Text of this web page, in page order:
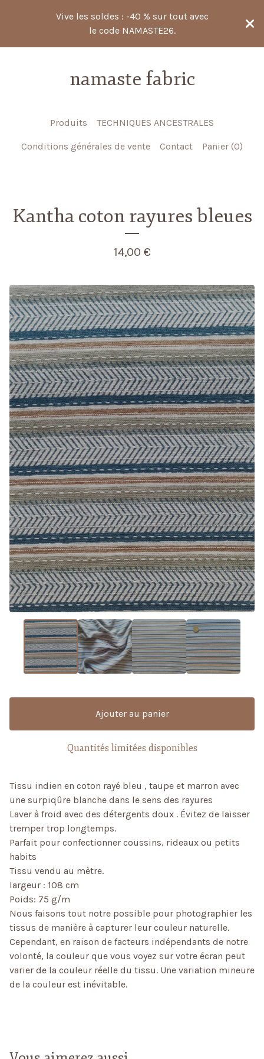
Vive les soldes : -40 % sur tout avec
le code NAMASTE26.
namaste fabric
Produits TECHNIQUES ANCESTRALES
Conditions générales de vente Contact Panier (0)
Kantha coton rayures bleues
14,00 €
Ajouter au panier
Quantités limitées disponibles
Tissu indien en coton rayé bleu , taupe et marron avec
une surpiqûre blanche dans le sens des rayures
Laver à froid avec des détergents doux . Évitez de laisser
tremper trop longtemps.
Parfait pour confectionner coussins, rideaux ou petits
habits
Tissu vendu au mètre.
largeur : 108 cm
Poids: 75 g/m
Nous faisons tout notre possible pour photographier les
tissus de manière à capturer leur couleur naturelle.
Cependant, en raison de facteurs indépendants de notre
volonté, la couleur que vous voyez sur votre écran peut
varier de la couleur réelle du tissu. Une variation mineure
de la couleur est inévitable.